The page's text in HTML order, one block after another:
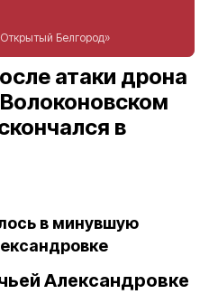
Белгород»
атаки дрона
в
в минувшую
Александровке